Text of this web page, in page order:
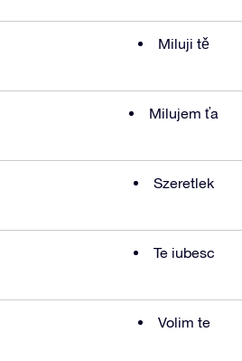
Miluji tě
Milujem ťa
Szeretlek
Te iubesc
Volim te